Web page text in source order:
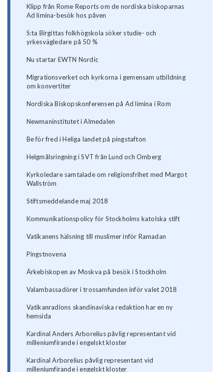
Klipp från Rome Reports om de nordiska biskoparnas
Ad limina-besök hos påven
S:ta Birgittas folkhögskola söker studie- och
yrkesvägledare på 50 %
Nu startar EWTN Nordic
Migrationsverket och kyrkorna i gemensam utbildning
om konvertiter
Nordiska Biskopskonferensen på Ad limina i Rom
Newmaninstitutet i Almedalen
Be för fred i Heliga landet på pingstafton
Helgmålsringning i SVT från Lund och Omberg
Kyrkoledare samtalade om religionsfrihet med Margot
Wallström
Stiftsmeddelande maj 2018
Kommunikationspolicy för Stockholms katolska stift
Vatikanens hälsning till muslimer inför Ramadan
Pingstnovena
Ärkebiskopen av Moskva på besök i Stockholm
Valambassadörer i trossamfunden inför valet 2018
Vatikanradions skandinaviska redaktion har en ny
hemsida
Kardinal Anders Arborelius påvlig representant vid
milleniumfirande i engelskt kloster
Kardinal Arborelius påvlig representant vid
milleniumfirande i engelskt kloster